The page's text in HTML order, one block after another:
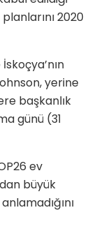
2020
yerine
başkanlık
günü (31
ev
büyük